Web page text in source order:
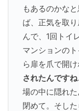
もあるのかな
ば、正気を取
んで、1回トイ
マンションの
ら扉を爪で開け
されたんです
場の中に隠れ
閉めて。そし